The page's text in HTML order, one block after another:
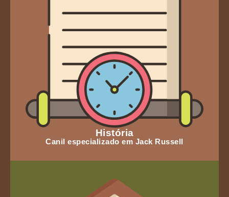
História
Canil especializado em Jack Russell